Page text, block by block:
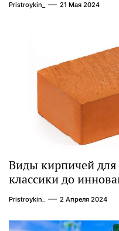
Pristroykin_ 21 Мая 2024
Виды кирпичей для
классики до
Pristroykin_ 2 Апреля 2024